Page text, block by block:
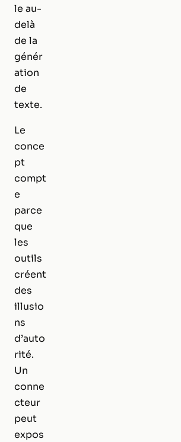
le au-
delà
de la
génér
ation
de
texte.
Le
conce
pt
compt
e
parce
que
les
outils
créent
des
illusio
ns
d’auto
rité.
Un
conne
cteur
peut
expos